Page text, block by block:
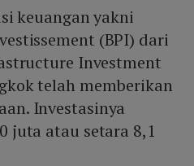
keuangan yakni
(BPI) dari
Investment
telah memberikan
Investasinya
juta atau setara 8,1